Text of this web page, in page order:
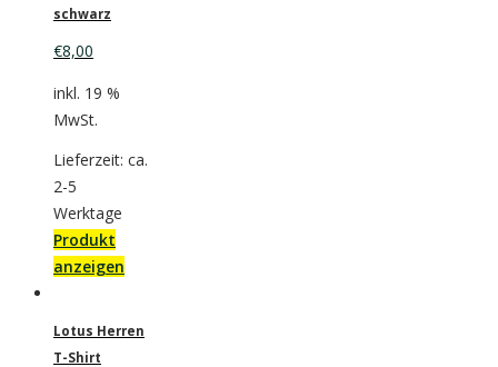
schwarz
€8,00
inkl. 19 %
MwSt.
Lieferzeit: ca.
2-5
Werktage
Produkt
anzeigen
Lotus Herren
T-Shirt